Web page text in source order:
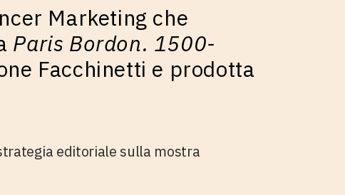
Marketing che
Paris Bordon. 1500-
Facchinetti e prodotta
editoriale sulla mostra